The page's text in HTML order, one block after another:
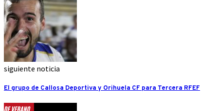
siguiente noticia
El grupo de Callosa Deportiva y Orihuela CF para Tercera RFEF